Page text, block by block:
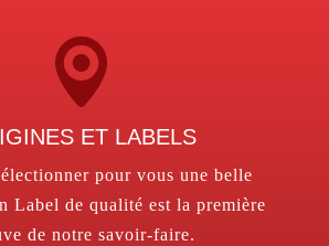
ET LABELS
pour vous une belle
Label de qualité est la première
de notre savoir-faire.